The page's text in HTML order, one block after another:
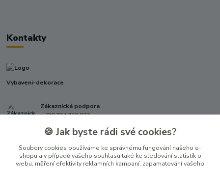
Kontakty
Vybaveni-dekorace
Zákaznická podpora
+420 724 722 973
info@vybaveni-dekorace.cz
🍪 Jak byste rádi své cookies?
Soubory cookies používáme ke správnému fungování našeho e-
shopu a v případě vašeho souhlasu také ke sledování statistik o
webu, měření efektivity reklamních kampaní, zapamatování vašeho